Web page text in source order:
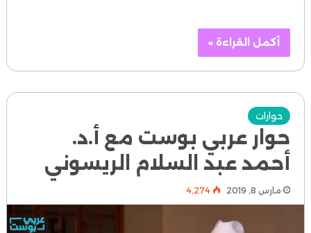
أكمل القراءة »
حوارات
حوار عربي بوست مع أ.د.
أحمد عبد السلام الريسوني
مارس 8, 2019 4٬274